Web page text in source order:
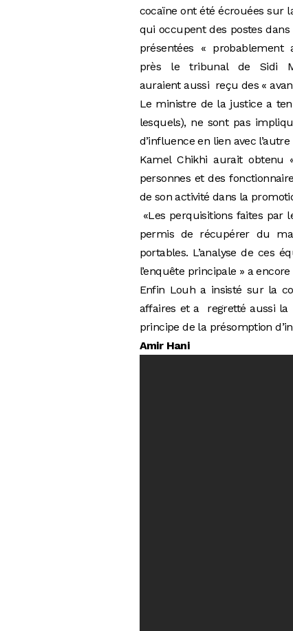
cocaïne ont été écrouées sur
qui occupent des postes
présentées «
près le tribunal de Sidi
auraient aussi reçu des «
Le ministre de la justice a
lesquels), ne sont pas
d’influence en lien avec
Kamel Chikhi aurait obtenu
personnes et des
de son activité dans la
«Les perquisitions faites par
permis de récupérer du
portables. L’analyse de ces
l’enquête principale » a
Enfin Louh a insisté sur la
affaires et a regretté aussi la
principe de la présomption
Amir Hani